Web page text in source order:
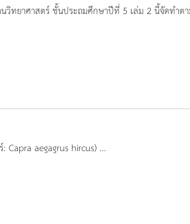
วิทยาศาสตร์ ชั้นประถมศึกษาปีที่ 5 เล่ม 2 นี้จัดทำตา
Capra aegagrus hircus) ...